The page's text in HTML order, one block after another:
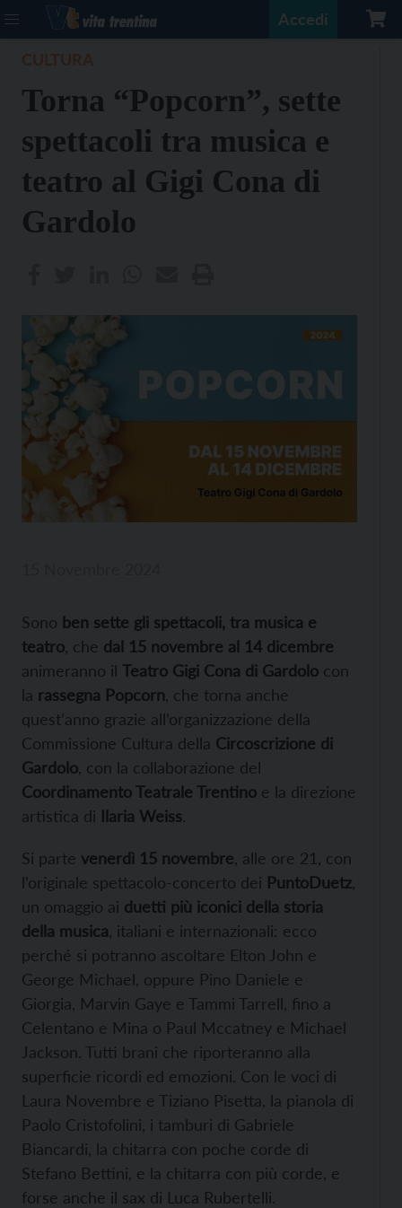
Accedi
Torna “Popcorn”, sette
spettacoli tra musica e
teatro al Gigi Cona di
Gardolo
Sono ben sette gli spettacoli, tra musica e
teatro , che dal 15 novembre al 14 dicembre
animeranno il Teatro Gigi Cona di Gardolo con
la rassegna Popcorn , che torna anche
quest’anno grazie all’organizzazione della
Commissione Cultura della Circoscrizione di
Gardolo , con la collaborazione del
Coordinamento Teatrale Trentino e la direzione
artistica di Ilaria Weiss.
Si parte venerdì 15 novembre , alle ore 21, con
l’originale spettacolo-concerto dei PuntoDuetz
un omaggio ai duetti più iconici della storia
della musica , italiani e internazionali: ecco
perché si potranno ascoltare Elton John e
George Michael, oppure Pino Daniele e
Giorgia, Marvin Gaye e Tammi Tarrell, fino a
Celentano e Mina o Paul Mccatney e Michael
Jackson. Tutti brani che riporteranno alla
superficie ricordi ed emozioni. Con le voci di
Laura Novembre e Tiziano Pisetta, la pianola di
Paolo Cristofolini, i tamburi di Gabriele
Biancardi, la chitarra con poche corde di
Stefano Bettini, e la chitarra con più corde, e
forse anche il sax di Luca Rubertelli.